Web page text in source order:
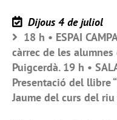
Dijous 4 de juliol
18 h • ESPAI
càrrec de les alumnes
Puigcerdà. 19 h •
Presentació del llibre
Jaume del curs del